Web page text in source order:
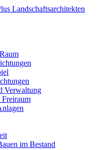
Verwaltung
Freiraum
im Bestand